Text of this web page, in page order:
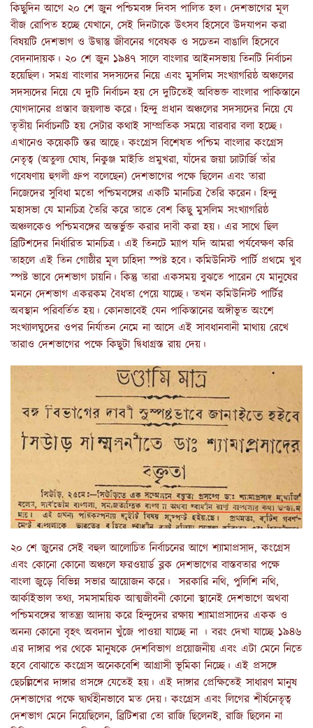
কিছুদিন আগে ২০ শে জুন পশ্চিমবঙ্গ দিবস পালিত হল। দেশভাগের মূল
বীজ রোপিত হচ্ছে যেখানে, সেই দিনটাকে উৎসব হিসেবে উদযাপন করা
বিষয়টি দেশভাগ ও উদ্বাস্তু জীবনের গবেষক ও সচেতন বাঙালি হিসেবে
বেদনাদায়ক। ২০ শে জুন ১৯৪৭ সালে বাংলার আইনসভায় তিনটি নির্বাচন
হয়েছিল। সমগ্র বাংলার সদস্যদের নিয়ে এবং মুসলিম সংখ্যাগরিষ্ঠ অঞ্চলের
সদস্যদের নিয়ে যে দুটি নির্বাচন হয় সে দুটিতেই অবিভক্ত বাংলার পাকিস্তানে
যোগদানের প্রস্তাব জয়লাভ করে। হিন্দু প্রধান অঞ্চলের সদস্যদের নিয়ে যে
তৃতীয় নির্বাচনটি হয় সেটার কথাই সাম্প্রতিক সময়ে বারবার বলা হচ্ছে।
এখানেও কয়েকটি স্তর আছে। কংগ্রেস বিশেষত পশ্চিম বাংলার কংগ্রেস
নেতৃত্ব (অতুল্য ঘোষ, নিকুঞ্জ মাইতি প্রমুখরা, যাঁদের জয়া চ্যাটার্জি তাঁর
গবেষণায় হুগলী গ্রুপ বলেছেন) দেশভাগের পক্ষে ছিলেন এবং তারা
নিজেদের সুবিধা মতো পশ্চিমবঙ্গের একটি মানচিত্র তৈরি করেন। হিন্দু
মহাসভা যে মানচিত্র তৈরি করে তাতে বেশ কিছু মুসলিম সংখ্যাগরিষ্ঠ
অঞ্চলকেও পশ্চিমবঙ্গের অন্তর্ভুক্ত করার দাবী করা হয়। এর সাথে ছিল
ব্রিটিশদের নির্ধারিত মানচিত্র। এই তিনটে ম্যাপ যদি আমরা পর্যবেক্ষণ করি
তাহলে এই তিন গোষ্ঠীর মূল চাহিদা স্পষ্ট হবে। কমিউনিস্ট পার্টি প্রথমে খুব
স্পষ্ট ভাবে দেশভাগ চায়নি। কিন্তু তারা একসময় বুঝতে পারেন যে মানুষের
মননে দেশভাগ একরকম বৈধতা পেয়ে যাচ্ছে। তখন কমিউনিস্ট পার্টির
অবস্থান পরিবর্তিত হয়। কোনভাবেই যেন পাকিস্তানের অঙ্গীভূত অংশে
সংখ্যালঘুদের ওপর নির্যাতন নেমে না আসে এই সাবধানবানী মাথায় রেখে
তারাও দেশভাগের পক্ষে কিছুটা দ্বিধাগ্রস্ত রায় দেয়।
২০ শে জুনের সেই বহুল আলোচিত নির্বাচনের আগে শ্যামাপ্রসাদ, কংগ্রেস
এবং কোনো কোনো অঞ্চলে ফরওয়ার্ড ব্লক দেশভাগের বাস্তবতার পক্ষে
বাংলা জুড়ে বিভিন্ন সভার আয়োজন করে। সরকারি নথি, পুলিশি নথি,
আর্কাইভাল তথ্য, সমসাময়িক আত্মজীবনী কোনো স্থানেই দেশভাগে অথবা
পশ্চিমবঙ্গের স্বাতন্ত্র্য আদায় করে হিন্দুদের রক্ষায় শ্যামাপ্রসাদের একক ও
অনন্য কোনো বৃহৎ অবদান খুঁজে পাওয়া যাচ্ছে না । বরং দেখা যাচ্ছে ১৯৪৬
এর দাঙ্গার পর থেকে মানুষকে দেশবিভাগ প্রয়োজনীয় এবং এটা মেনে নিতে
হবে বোঝাতে কংগ্রেস অনেকবেশি আগ্রাসী ভূমিকা নিচ্ছে। এই প্রসঙ্গে
ছেচল্লিশের দাঙ্গার প্রসঙ্গে যেতেই হয়। এই দাঙ্গার প্রেক্ষিতেই সাধারণ মানুষ
দেশভাগের পক্ষে দ্ব্যর্থহীনভাবে মত দেয়। কংগ্রেস এবং লিগের শীর্ষনেতৃত্ব
দেশভাগ মেনে নিয়েছিলেন, ব্রিটিশরা তো রাজি ছিলেনই, রাজি ছিলেন না